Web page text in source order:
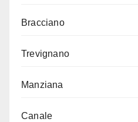
Bracciano
Trevignano
Manziana
Canale